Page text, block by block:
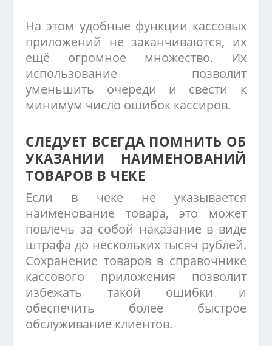
На этом удобные функции кассовых
приложений не заканчиваются, их
ещё огромное множество. Их
использование позволит
уменьшить очереди и свести к
минимум число ошибок кассиров.
СЛЕДУЕТ ВСЕГДА ПОМНИТЬ ОБ
УКАЗАНИИ НАИМЕНОВАНИЙ
ТОВАРОВ В ЧЕКЕ
Если в чеке не указывается
наименование товара, это может
повлечь за собой наказание в виде
штрафа до нескольких тысяч рублей.
Сохранение товаров в справочнике
кассового приложения позволит
избежать такой ошибки и
обеспечить более быстрое
обслуживание клиентов.